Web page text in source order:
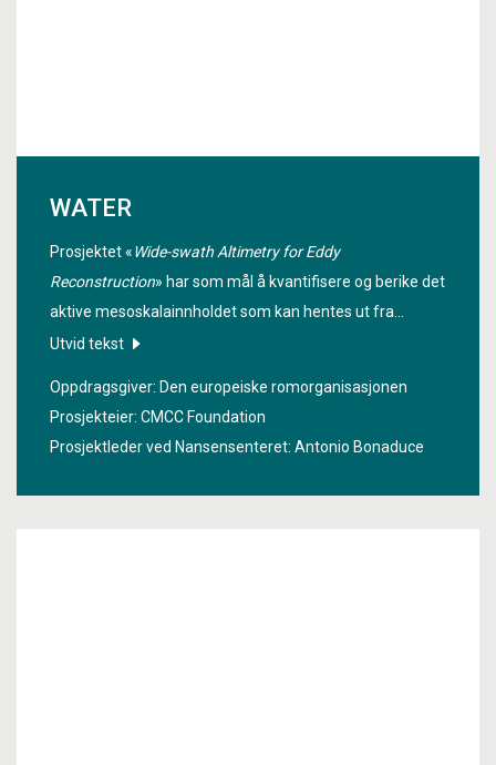
WATER
Prosjektet «Wide-swath Altimetry for Eddy
Reconstruction» har som mål å kvantifisere og berike det
aktive mesoskalainnholdet som kan hentes ut fra
konvensjonelle høydemålingskart og eksperimentelle
Utvid tekst
Oppdragsgiver: Den europeiske romorganisasjonen
Prosjekteier: CMCC Foundation
Prosjektleder ved Nansensenteret: Antonio Bonaduce